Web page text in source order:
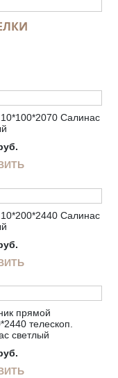
Салинас
Салинас
прямой
телескоп.
светлый